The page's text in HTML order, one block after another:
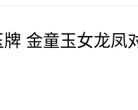
金童玉女龙凤